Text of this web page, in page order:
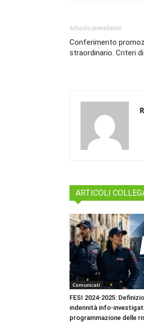
Articolo precedente
Conferimento
straordinario. Criteri
ARTICOLI
Comunicati
FESI 2024-2025:
indennità info-
programmazione delle